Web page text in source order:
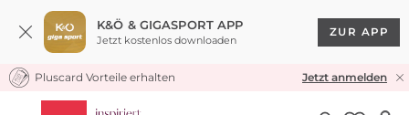
K&Ö & GIGASPORT APP
Jetzt kostenlos downloaden
ZUR APP
30 TAGE RÜCKGABERECHT
Pluscard Vorteile erhalten Jetzt anmelden